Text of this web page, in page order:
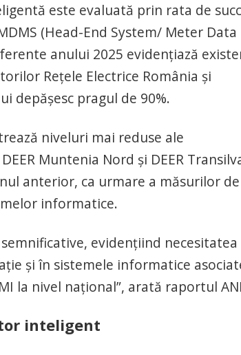
este evaluată prin rata de
(Head-End System/ Meter Data
anului 2025 evidențiază
Rețele Electrice România și
depășesc pragul de 90%.
niveluri mai reduse ale
Muntenia Nord și DEER
anterior, ca urmare a măsurilor de
informatice.
evidențiind necesitatea
și în sistemele informatice
la nivel național”, arată raportul
inteligent